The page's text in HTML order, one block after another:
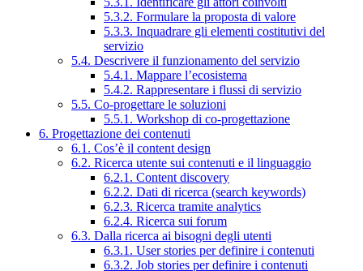
5.3.2. Formulare la proposta di valore
5.3.3. Inquadrare gli elementi costitutivi del
servizio
5.4. Descrivere il funzionamento del servizio
5.4.1. Mappare l’ecosistema
5.4.2. Rappresentare i flussi di servizio
5.5. Co-progettare le soluzioni
5.5.1. Workshop di co-progettazione
6. Progettazione dei contenuti
6.1. Cos’è il content design
6.2. Ricerca utente sui contenuti e il linguaggio
6.2.1. Content discovery
6.2.2. Dati di ricerca (search keywords)
6.2.3. Ricerca tramite analytics
6.2.4. Ricerca sui forum
6.3. Dalla ricerca ai bisogni degli utenti
6.3.1. User stories per definire i contenuti
6.3.2. Job stories per definire i contenuti